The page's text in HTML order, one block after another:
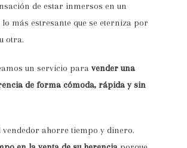
de estar inmersos en un
lo más estresante que se eterniza por
otra.
un servicio paravender una
de forma cómoda, rápida y sin
vendedor ahorre tiempo y dinero.